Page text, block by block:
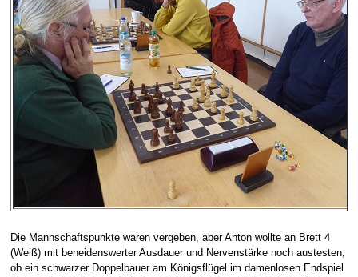
Die Mannschaftspunkte waren vergeben, aber Anton wollte an Brett 4
(Weiß) mit beneidenswerter Ausdauer und Nervenstärke noch austesten,
ob ein schwarzer Doppelbauer am Königsflügel im damenlosen Endspiel